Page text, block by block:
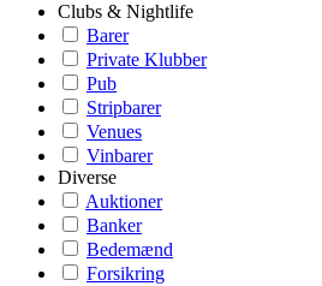
Clubs & Nightlife
Barer
Private Klubber
Pub
Stripbarer
Venues
Vinbarer
Diverse
Auktioner
Banker
Bedemænd
Forsikring